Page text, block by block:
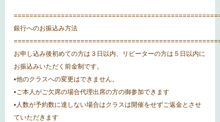
銀行へのお振込み方法
お申し込み後初めての方は３日以内、リピーターの方は５日以内に
お振込みいただく前金制です。
•他のクラスへの変更はできません。
•ご本人がご欠席の場合代理出席の方の御参加できます
•人数が予約数に達しない場合はクラスは開催をせずご返金とさせ
ていただきます